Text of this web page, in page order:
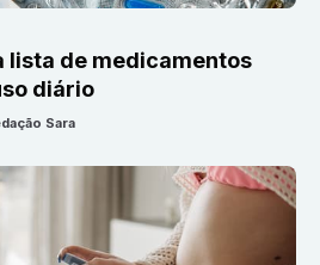
lista de medicamentos
diário
Sara